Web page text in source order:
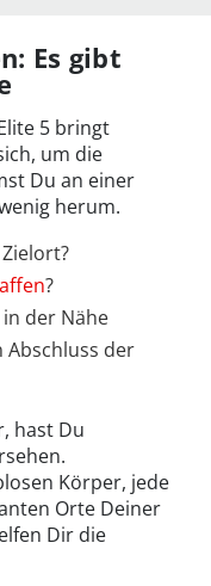
Es gibt
5 bringt
um die
Du an einer
herum.
?
der Nähe
Abschluss der
hast Du
Körper, jede
Orte Deiner
Dir die